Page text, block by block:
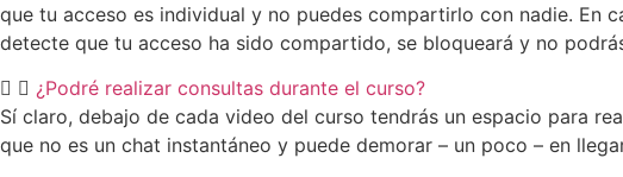
que tu acceso es individual y no puedes compartirlo con nadie. En
detecte que tu acceso ha sido compartido, se bloqueará y no
¿Podré realizar consultas durante el curso?
Sí claro, debajo de cada video del curso tendrás un espacio para
que no es un chat instantáneo y puede demorar – un poco – en